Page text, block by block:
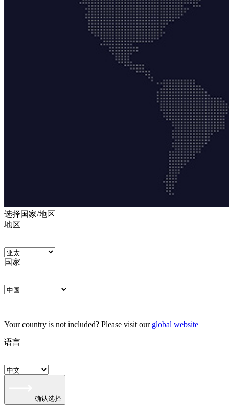
选择国家/地区
地区
国家
Your country is not included? Please visit our global website
语言
确认选择